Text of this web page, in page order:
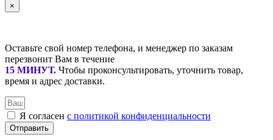
×
Оставьте свой номер телефона, и менеджер по заказам
перезвонит Вам в течение
15 МИНУТ. Чтобы проконсультировать, уточнить товар,
время и адрес доставки.
Я согласен с политикой конфиденциальности
Отправить